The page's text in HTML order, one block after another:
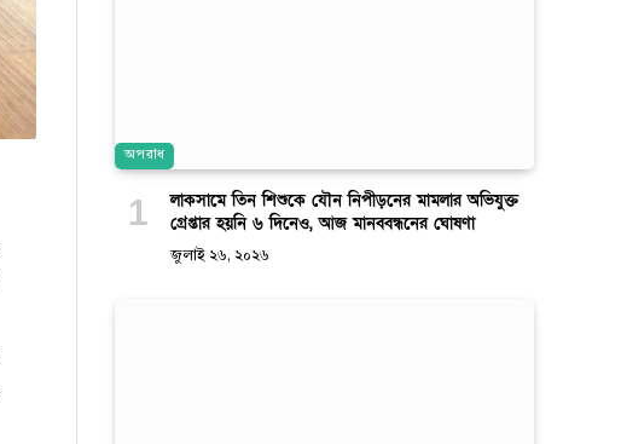
অপরাধ
লাকসামে তিন শিশুকে যৌন নিপীড়নের মামলার অভিযুক্ত
গ্রেপ্তার হয়নি ৬ দিনেও, আজ মানববন্ধনের ঘোষণা
জুলাই ২৬, ২০২৬